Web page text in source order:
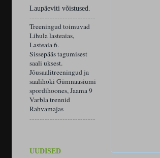
Laupäeviti võistused.
--------------------------
Treeningud toimuvad
Lihula lasteaias,
Lasteaia 6.
Sissepääs tagumisest
saali uksest.
Jõusaalitreeningud ja
saalihoki Gümnaasiumi
spordihoones, Jaama 9
Varbla trennid
Rahvamajas
--------------------------
UUDISED